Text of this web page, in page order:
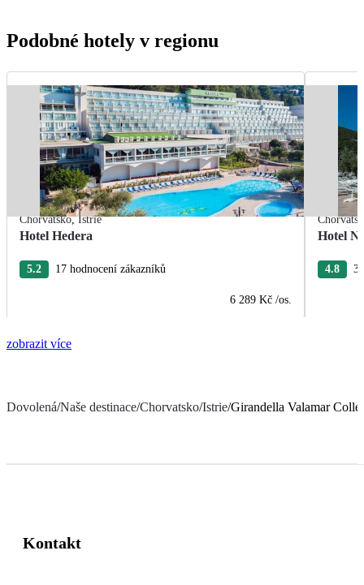
Podobné hotely v regionu
Chorvatsko,Istrie
Hotel Hedera
5.2 17 hodnocení zákazníků
6 289 Kč /os.
Hotel
4.8
zobrazit více
Dovolená/Naše destinace/Chorvatsko/Istrie/Girandella Valamar
Kontakt